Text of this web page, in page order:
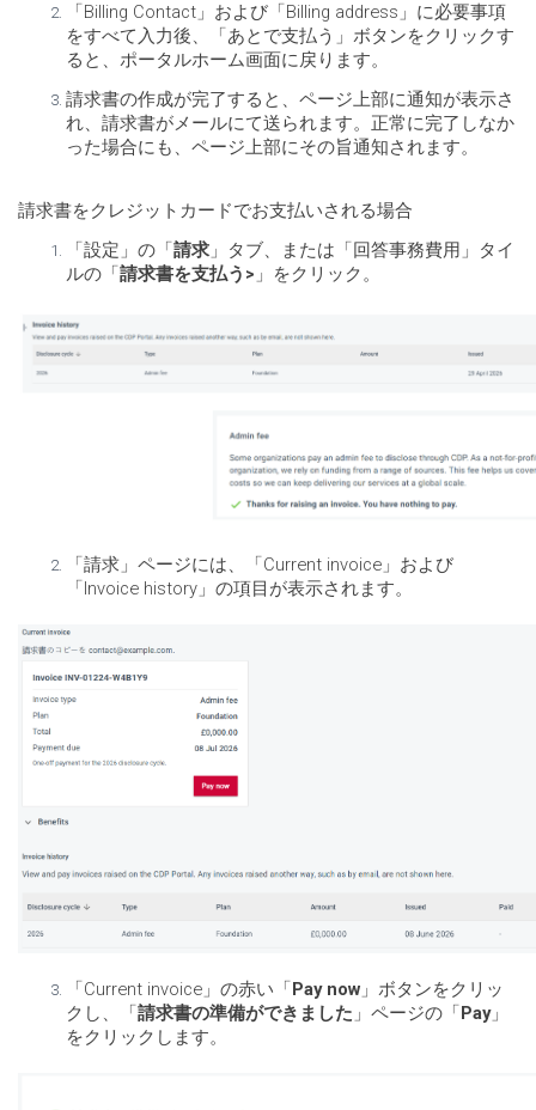
「Billing Contact」および「Billing address」に必要事項
をすべて入力後、「あとで支払う」ボタンをクリックす
ると、ポータルホーム画面に戻ります。
請求書の作成が完了すると、ページ上部に通知が表示さ
れ、請求書がメールにて送られます。正常に完了しなか
った場合にも、ページ上部にその旨通知されます。
請求書をクレジットカードでお支払いされる場合
「設定」の「請求 」タブ、または「回答事務費用」タイ
ルの「請求書を支払う> 」をクリック。
「請求」ページには、「Current invoice」および
「Invoice history」の項目が表示されます。
「Current invoice」の赤い「Pay now 」ボタンをクリッ
クし、「請求書の準備ができました 」ページの「Pay」
をクリックします。